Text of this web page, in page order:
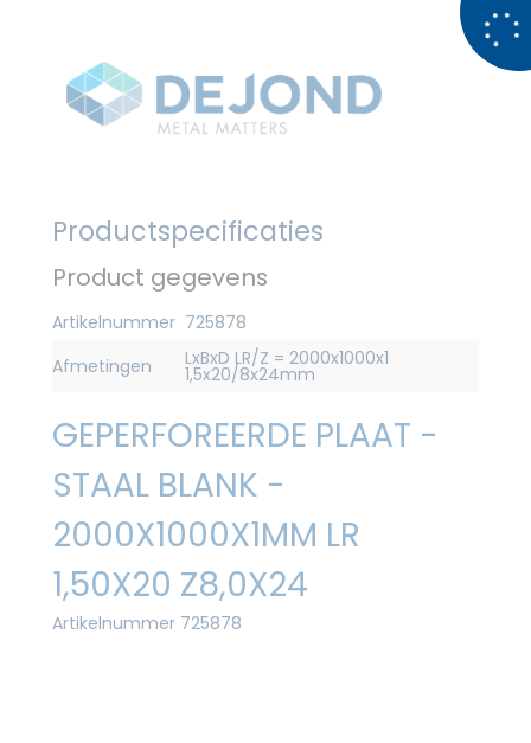
Productspecificaties
Product gegevens
Artikelnummer 725878
Afmetingen
LxBxD LR/Z = 2000x1000x1
1,5x20/8x24mm
GEPERFOREERDE PLAAT -
STAAL BLANK -
2000X1000X1MM LR
1,50X20 Z8,0X24
Artikelnummer 725878